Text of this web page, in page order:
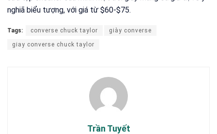
nghiã biểu tượng, với giá từ $60-$75.
Tags: converse chuck taylor giày converse
giay converse chuck taylor
Trần Tuyết